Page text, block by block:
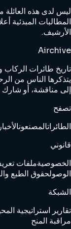
ليس لدى هذه
المطالبات المبدئية
الأرشيف.
Airchive
تاريخ طائرات الركاب
يتذكرها الناس من
إلى مناقشة، أو شارك
تصفح
الطائراتالمصنعونالأخبار
قانوني
الخصوصيةملفات
الوصولحقوق الطبع
الشبكة
تقارير استراتيجية
مراقبة المنح